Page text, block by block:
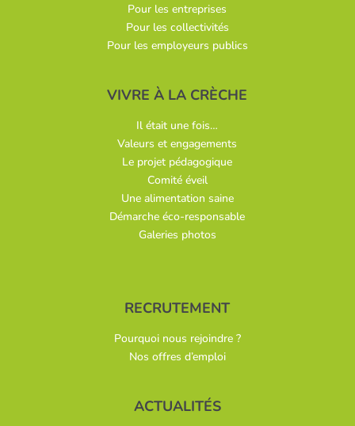
Pour les entreprises
Pour les collectivités
Pour les employeurs publics
VIVRE À LA CRÈCHE
Il était une fois…
Valeurs et engagements
Le projet pédagogique
Comité éveil
Une alimentation saine
Démarche éco-responsable
Galeries photos
RECRUTEMENT
Pourquoi nous rejoindre ?
Nos offres d’emploi
ACTUALITÉS